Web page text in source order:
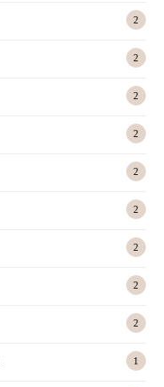
2
2
2
2
2
2
2
2
2
1